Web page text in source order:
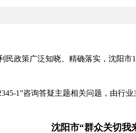
策广泛知晓、精确落实，沈阳市
1”咨询答疑主题相关问题，由行
沈阳市“群众关切我